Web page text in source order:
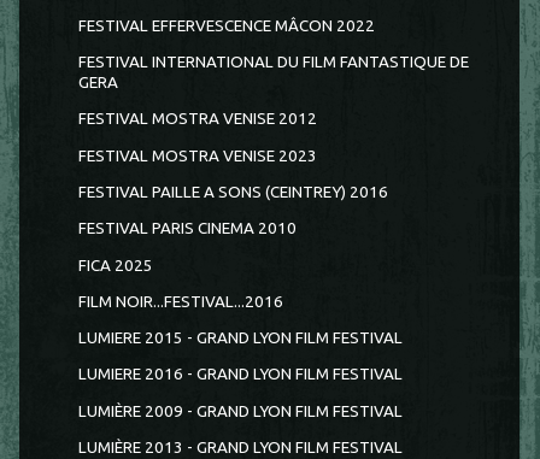
FESTIVAL EFFERVESCENCE MÂCON 2022
FESTIVAL INTERNATIONAL DU FILM FANTASTIQUE DE
GERA
FESTIVAL MOSTRA VENISE 2012
FESTIVAL MOSTRA VENISE 2023
FESTIVAL PAILLE A SONS (CEINTREY) 2016
FESTIVAL PARIS CINEMA 2010
FICA 2025
FILM NOIR...FESTIVAL...2016
LUMIERE 2015 - GRAND LYON FILM FESTIVAL
LUMIERE 2016 - GRAND LYON FILM FESTIVAL
LUMIÈRE 2009 - GRAND LYON FILM FESTIVAL
LUMIÈRE 2013 - GRAND LYON FILM FESTIVAL